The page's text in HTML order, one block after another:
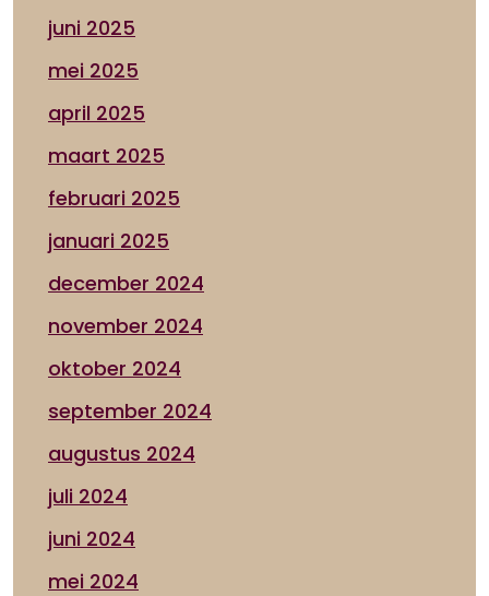
juni 2025
mei 2025
april 2025
maart 2025
februari 2025
januari 2025
december 2024
november 2024
oktober 2024
september 2024
augustus 2024
juli 2024
juni 2024
mei 2024